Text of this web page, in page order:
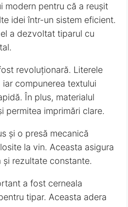
modern pentru că a reușit
idei într-un sistem eficient.
a dezvoltat tiparul cu
revoluționară. Literele
compunerea textului
În plus, materialul
permitea imprimări clare.
și o presă mecanică
la vin. Aceasta asigura
și rezultate constante.
a fost cerneala
tipar. Aceasta adera